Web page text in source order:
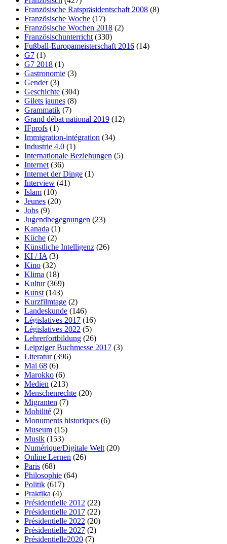
Französische Ratspräsidentschaft 2008 (8)
Französische Woche (17)
Französische Wochen 2018 (2)
Französischunterricht (330)
Fußball-Europameisterschaft 2016 (14)
G7 (1)
G7 2018 (1)
Gastronomie (3)
Gender(3)
Geschichte (304)
Gilets jaunes (8)
Grammatik (7)
Grand débat national 2019 (12)
IFprofs (1)
Immigration-intégration (34)
Industrie 4.0 (1)
Internationale Beziehungen (5)
Internet (36)
Internet der Dinge (1)
Interview (41)
Islam (10)
Jeunes (20)
Jobs (9)
Jugendbegegnungen (23)
Kanada (1)
Küche (2)
Künstliche Intelligenz (26)
KI / IA (3)
Kino (32)
Klima (18)
Kultur(369)
Kunst (143)
Kurzfilmtage (2)
Landeskunde (146)
Législatives 2017 (16)
Législatives 2022 (5)
Lehrerfortbildung (26)
Leipziger Buchmesse 2017 (3)
Literatur(396)
Mai 68 (6)
Marokko (6)
Medien (213)
Menschenrechte (20)
Migranten (7)
Mobilité (2)
Monuments historiques (6)
Museum (15)
Musik (153)
Numérique/Digitale Welt (20)
Online Lernen (26)
Paris (68)
Philosophie (64)
Politik (617)
Praktika (4)
Présidentielle 2012 (22)
Présidentielle 2017 (22)
Présidentielle 2022 (20)
Présidentielle 2027 (2)
Présidentielle2020 (7)